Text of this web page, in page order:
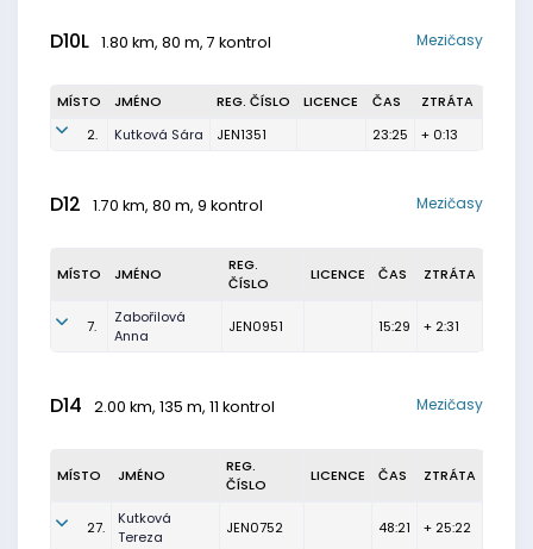
D10L 1.80 km, 80 m, 7 kontrol Mezičasy
MÍSTO JMÉNO REG. ČÍSLO LICENCE ČAS
ZTRÁTA
2.
Kutková Sára JEN1351 23:25 + 0:13
D12 1.70 km, 80 m, 9 kontrol Mezičasy
MÍSTO JMÉNO
REG.
ČÍSLO
LICENCE ČAS ZTRÁTA
7.
Zabořilová
Anna
JEN0951 15:29 + 2:31
D14 2.00 km, 135 m, 11 kontrol Mezičasy
MÍSTO JMÉNO
REG.
ČÍSLO
LICENCE ČAS ZTRÁTA
27.
Kutková
Tereza
JEN0752 48:21 + 25:22